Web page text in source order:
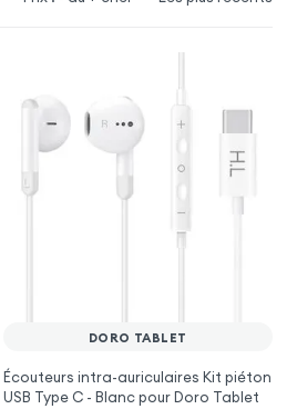
DORO TABLET
Écouteurs intra-auriculaires Kit piéton
USB Type C - Blanc pour Doro Tablet